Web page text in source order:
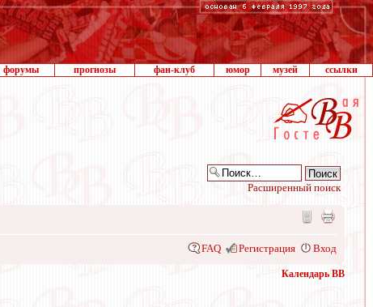
форумы прогнозы фан-клуб юмор музей ссылки
Расширенный поиск
FAQ Регистрация Вход
Календарь ВВ